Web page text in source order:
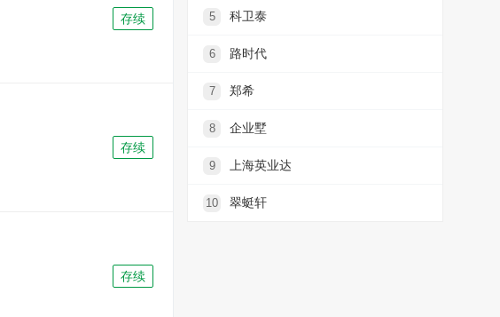
存续
存续
存续
5 科卫泰
6 路时代
7 郑希
8 企业墅
9 上海英业达
10 翠蜓轩